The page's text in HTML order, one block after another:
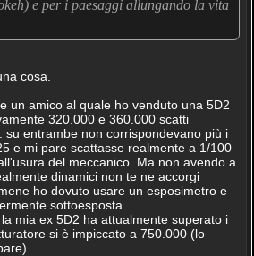
e per i paesaggi allungando la vita
cosa.
un amico al quale ho venduto una 5D2
320.000 e 360.000 scatti
su entrambe non corrispondevano più i
e mi pare scattasse realmente a 1/100
del meccanico. Ma non avendo a
dinamici non te ne accorgi
ho dovuto usare un esposimetro e
sottoesposta.
mia ex 5D2 ha attualmente superato i
si è impiccato a 750.000 (lo